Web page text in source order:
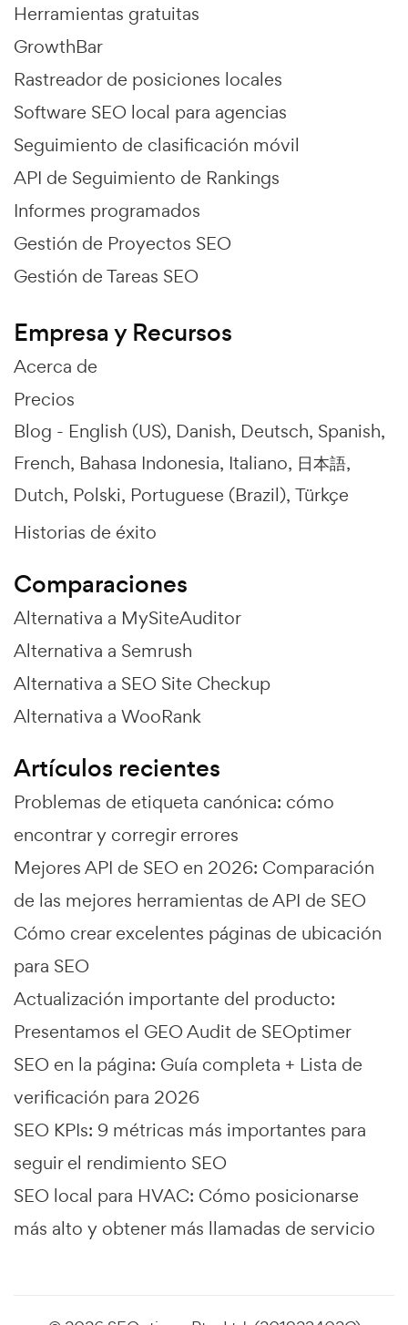
Herramientas gratuitas
GrowthBar
Rastreador de posiciones locales
Software SEO local para agencias
Seguimiento de clasificación móvil
API de Seguimiento de Rankings
Informes programados
Gestión de Proyectos SEO
Gestión de Tareas SEO
Empresa y Recursos
Acerca de
Precios
Blog - English (US) Danish Deutsch Spanish
French Bahasa Indonesia Italiano 日本語
Dutch Polski Portuguese (Brazil) Türkçe
Historias de éxito
Comparaciones
Alternativa a MySiteAuditor
Alternativa a Semrush
Alternativa a SEO Site Checkup
Alternativa a WooRank
Artículos recientes
Problemas de etiqueta canónica: cómo
encontrar y corregir errores
Mejores API de SEO en 2026: Comparación
de las mejores herramientas de API de SEO
Cómo crear excelentes páginas de ubicación
para SEO
Actualización importante del producto:
Presentamos el GEO Audit de SEOptimer
SEO en la página: Guía completa + Lista de
verificación para 2026
SEO KPIs: 9 métricas más importantes para
seguir el rendimiento SEO
SEO local para HVAC: Cómo posicionarse
más alto y obtener más llamadas de servicio